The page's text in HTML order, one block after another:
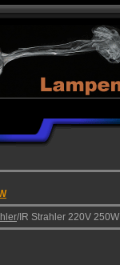
/IR Strahler 220V 250W